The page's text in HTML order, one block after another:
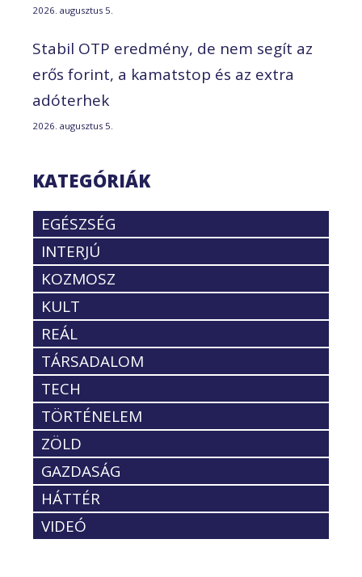
2026. augusztus 5.
Stabil OTP eredmény, de nem segít az
erős forint, a kamatstop és az extra
adóterhek
2026. augusztus 5.
KATEGÓRIÁK
EGÉSZSÉG
INTERJÚ
KOZMOSZ
KULT
REÁL
TÁRSADALOM
TECH
TÖRTÉNELEM
ZÖLD
GAZDASÁG
HÁTTÉR
VIDEÓ